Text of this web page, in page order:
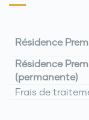
Résidence
Résidence
(permanente)
Frais de